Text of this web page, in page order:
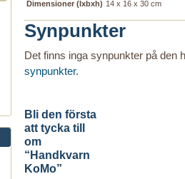
Dimensioner (lxbxh) 14 x 16 x 30 cm
Synpunkter
Det finns inga synpunkter på den
synpunkter.
Bli den första
att tycka till
om
“Handkvarn
KoMo”